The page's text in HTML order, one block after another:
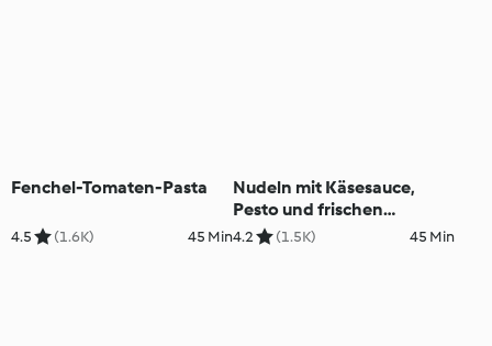
Fenchel-Tomaten-Pasta
4.5 (1.6K) 45 Min
Nudeln mit Käsesauce,
Pesto und frischen
Tomaten
4.2 (1.5K) 45 Min